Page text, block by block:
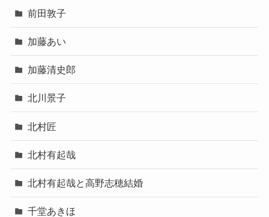
前田敦子
加藤あい
加藤清史郎
北川景子
北村匠
北村有起哉
北村有起哉と高野志穂結婚
千堂あきほ